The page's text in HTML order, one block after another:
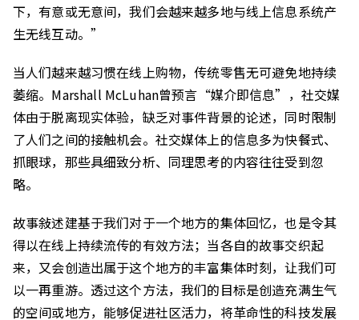
下，有意或无意间，我们会越来越多地与线上信息系统产
生无线互动。”
当人们越来越习惯在线上购物，传统零售无可避免地持续
萎缩。Marshall McLuhan曾预言“媒介即信息”，社交媒
体由于脱离现实体验，缺乏对事件背景的论述，同时限制
了人们之间的接触机会。社交媒体上的信息多为快餐式、
抓眼球，那些具细致分析、同理思考的内容往往受到忽
略。
故事敍述建基于我们对于一个地方的集体回忆，也是令其
得以在线上持续流传的有效方法；当各自的故事交织起
来，又会创造出属于这个地方的丰富集体时刻，让我们可
以一再重游。透过这个方法，我们的目标是创造充满生气
的空间或地方，能够促进社区活力，将革命性的科技发展